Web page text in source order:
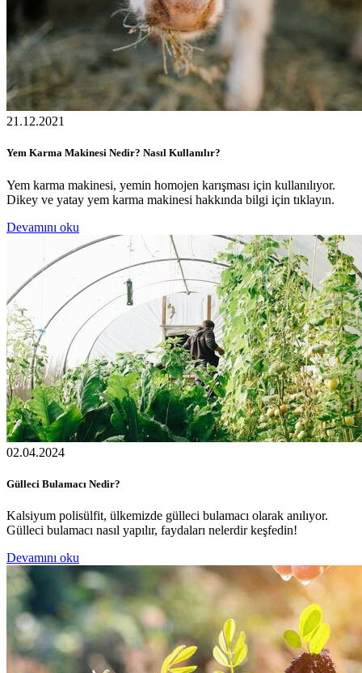
21.12.2021
Yem Karma Makinesi Nedir? Nasıl Kullanılır?
Yem karma makinesi, yemin homojen karışması için kullanılıyor.
Dikey ve yatay yem karma makinesi hakkında bilgi için tıklayın.
Devamını oku
02.04.2024
Gülleci Bulamacı Nedir?
Kalsiyum polisülfit, ülkemizde gülleci bulamacı olarak anılıyor.
Gülleci bulamacı nasıl yapılır, faydaları nelerdir keşfedin!
Devamını oku